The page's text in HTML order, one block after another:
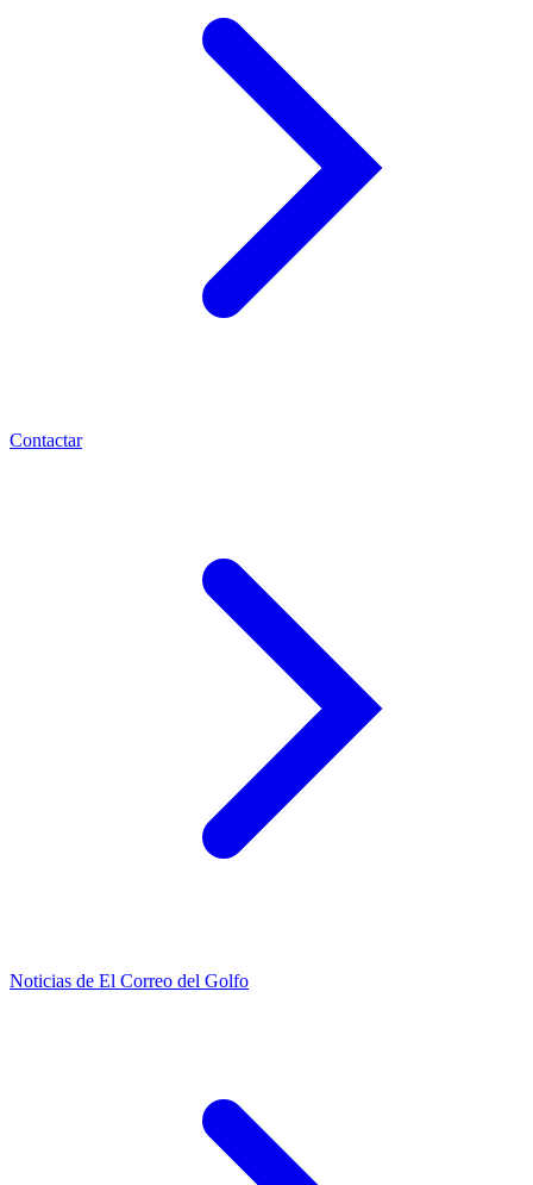
Contactar
Noticias de El Correo del Golfo